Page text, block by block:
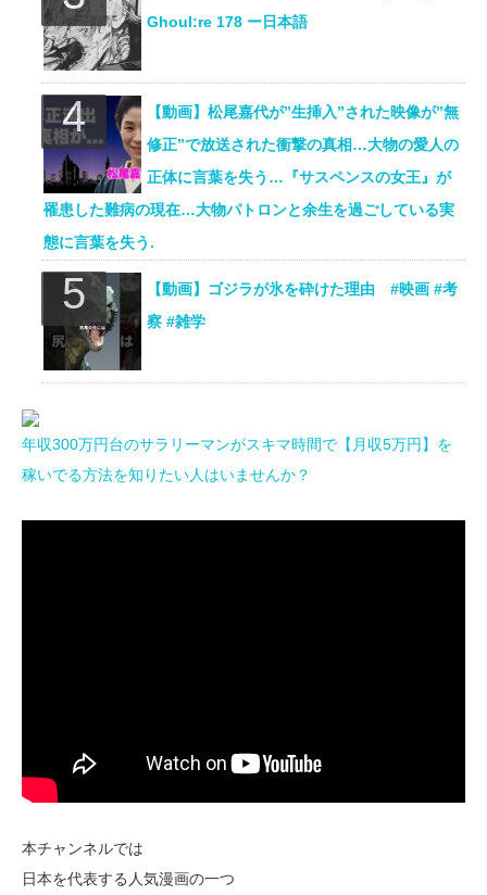
Ghoul:re 178 ー日本語
【動画】松尾嘉代が”生挿入”された映像が”無
修正”で放送された衝撃の真相…大物の愛人の
正体に言葉を失う…『サスペンスの女王』が
罹患した難病の現在…大物パトロンと余生を過ごしている実
態に言葉を失う.
【動画】ゴジラが氷を砕けた理由 #映画 #考
察 #雑学
年収300万円台のサラリーマンがスキマ時間で【月収5万円】を
稼いでる方法を知りたい人はいませんか？
本チャンネルでは
日本を代表する人気漫画の一つ